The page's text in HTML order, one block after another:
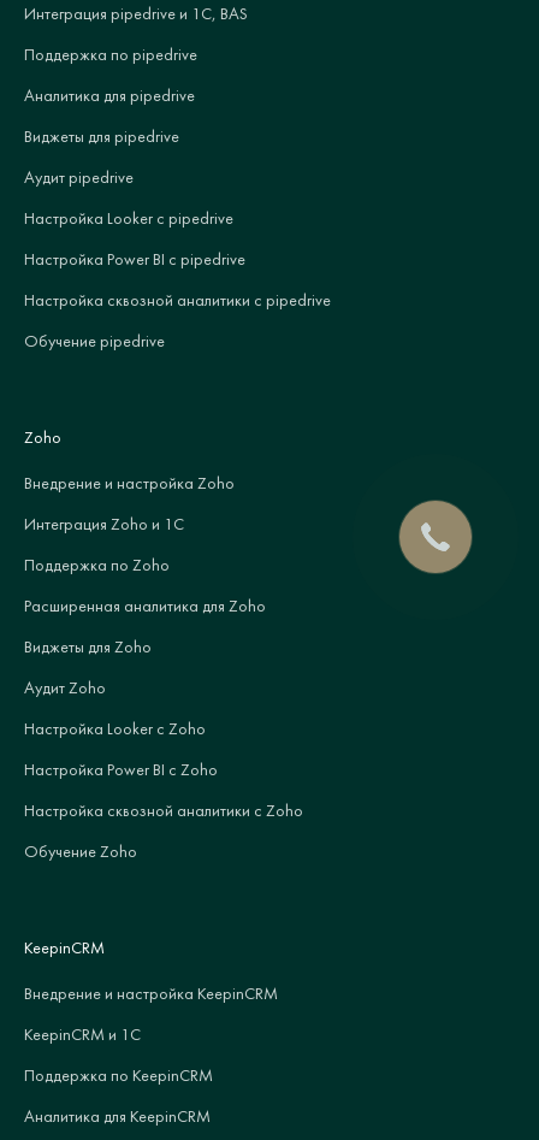
Интеграция pipedrive и 1С, BAS
Поддержка по pipedrive
Аналитика для pipedrive
Виджеты для pipedrive
Аудит pipedrive
Настройка Looker с pipedrive
Настройка Power BI с pipedrive
Настройка сквозной аналитики с pipedrive
Обучение pipedrive
Zoho
Внедрение и настройка Zoho
Интеграция Zoho и 1С
Поддержка по Zoho
Расширенная аналитика для Zoho
Виджеты для Zoho
Аудит Zoho
Настройка Looker с Zoho
Настройка Power BI с Zoho
Настройка сквозной аналитики с Zoho
Обучение Zoho
KeepinCRM
Внедрение и настройка KeepinCRM
KeepinCRM и 1С
Поддержка по KeepinCRM
Аналитика для KeepinCRM